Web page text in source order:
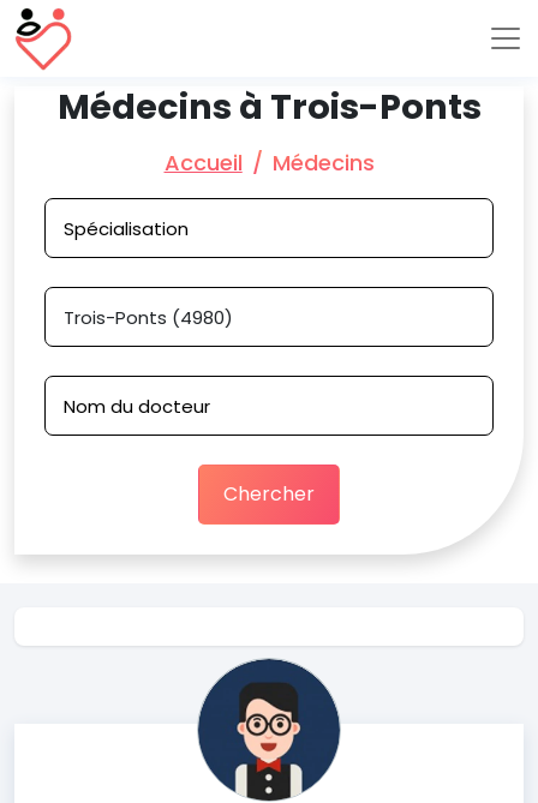
Médecins à Trois-Ponts
Accueil Médecins
Chercher